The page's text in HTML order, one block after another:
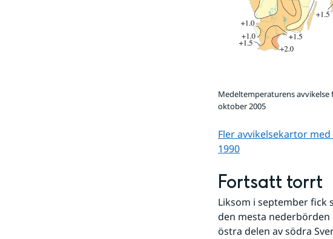
Medeltemperaturens avvikelse
oktober 2005
Fler avvikelsekartor
1990
Fortsatt torrt
Liksom i september fick
den mesta
östra delen av södra